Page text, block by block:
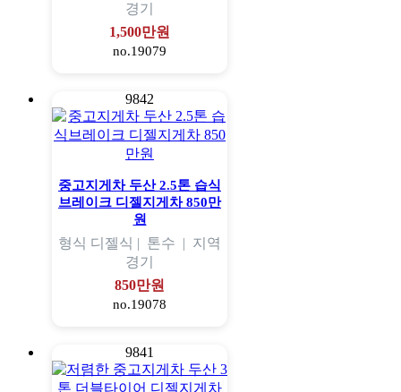
경기
1,500만원
no.19079
9842
중고지게차 두산 2.5톤 습식
브레이크 디젤지게차 850만
원
형식 디젤식 | 톤수 | 지역
경기
850만원
no.19078
9841